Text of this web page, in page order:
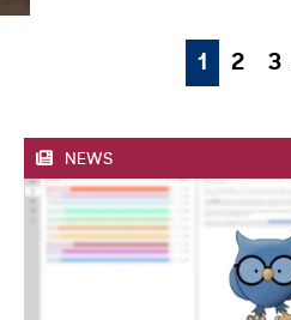
1 2 3
NEWS